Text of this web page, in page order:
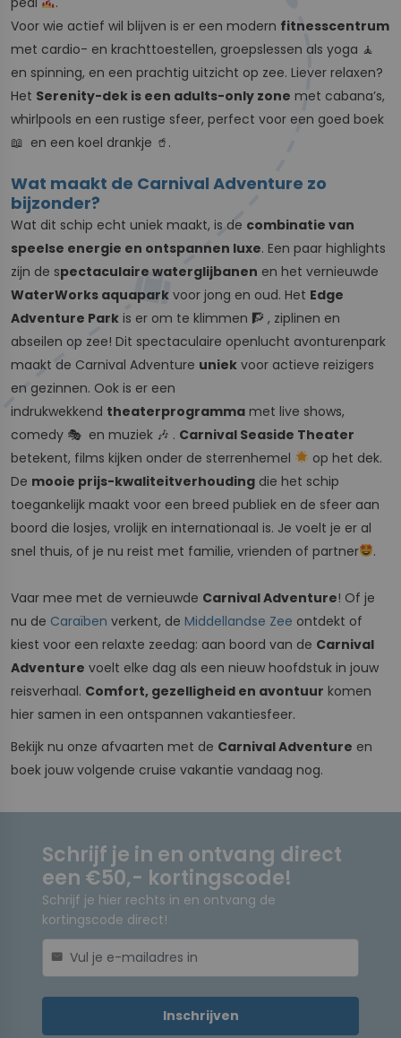
Voor wie actief wil blijven is er een modern fitnesscentrum
met cardio- en krachttoestellen, groepslessen als yoga 🧘
en spinning, en een prachtig uitzicht op zee. Liever relaxen?
Het Serenity-dek is een adults-only zone met cabana’s,
whirlpools en een rustige sfeer, perfect voor een goed boek
📖 en een koel drankje 🥤.
Wat maakt de Carnival Adventure zo
bijzonder?
Wat dit schip echt uniek maakt, is de combinatie van
speelse energie en ontspannen luxe. Een paar highlights
zijn de spectaculaire waterglijbanen en het vernieuwde
WaterWorks aquapark voor jong en oud. Het Edge
Adventure Park is er om te klimmen 🧗 , ziplinen en
abseilen op zee! Dit spectaculaire openlucht avonturenpark
maakt de Carnival Adventure uniek voor actieve reizigers
en gezinnen. Ook is er een
indrukwekkend theaterprogramma met live shows,
comedy 🎭 en muziek 🎶 . Carnival Seaside Theater
betekent, films kijken onder de sterrenhemel
op het dek.
De mooie prijs-kwaliteitverhouding die het schip
toegankelijk maakt voor een breed publiek en de sfeer aan
boord die losjes, vrolijk en internationaal is. Je voelt je er al
snel thuis, of je nu reist met familie, vrienden of partner
.
Vaar mee met de vernieuwde Carnival Adventure! Of je
nu de Caraïben verkent, de Middellandse Zee ontdekt of
kiest voor een relaxte zeedag: aan boord van de Carnival
Adventure voelt elke dag als een nieuw hoofdstuk in jouw
reisverhaal. Comfort, gezelligheid en avontuur komen
hier samen in een ontspannen vakantiesfeer.
Bekijk nu onze afvaarten met de Carnival Adventure en
boek jouw volgende cruise vakantie vandaag nog.
Schrijf je in en ontvang direct
een €50,- kortingscode!
Schrijf je hier rechts in en ontvang de
kortingscode direct!
mail
Inschrijven